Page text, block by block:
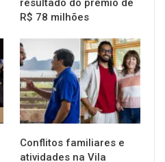
resultado do prêmio de
R$ 78 milhões
NOTÍCIAS
Conflitos familiares e
atividades na Vila